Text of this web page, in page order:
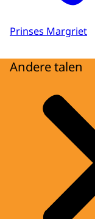
Prinses Margriet
Andere talen